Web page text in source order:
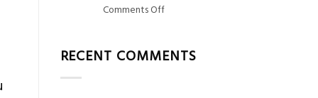
Berikut
Kualifikasi
Comments Offon
Tanah
RECENT COMMENTS